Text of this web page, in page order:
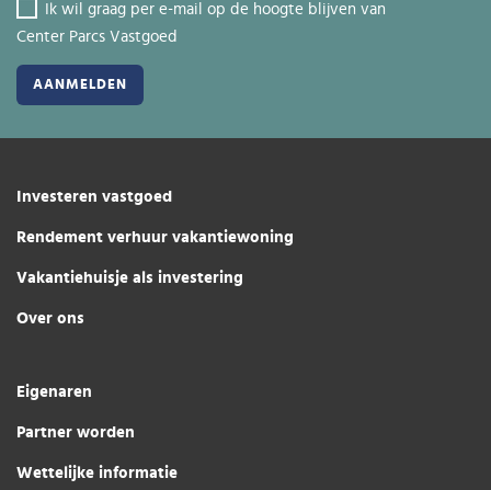
Ik wil graag per e-mail op de hoogte blijven van
Center Parcs Vastgoed
Investeren vastgoed
Rendement verhuur vakantiewoning
Vakantiehuisje als investering
Over ons
Eigenaren
Partner worden
Wettelijke informatie